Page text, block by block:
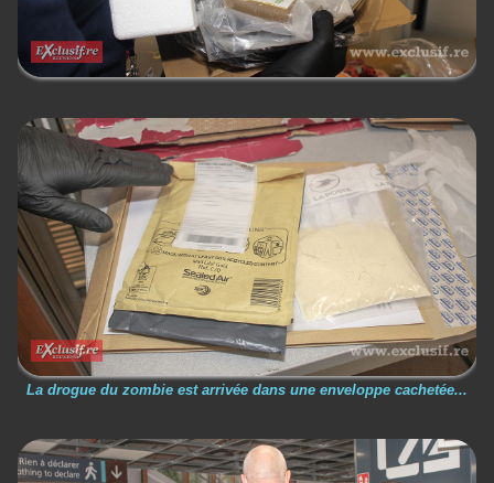
La drogue du zombie est arrivée dans une enveloppe cachetée...